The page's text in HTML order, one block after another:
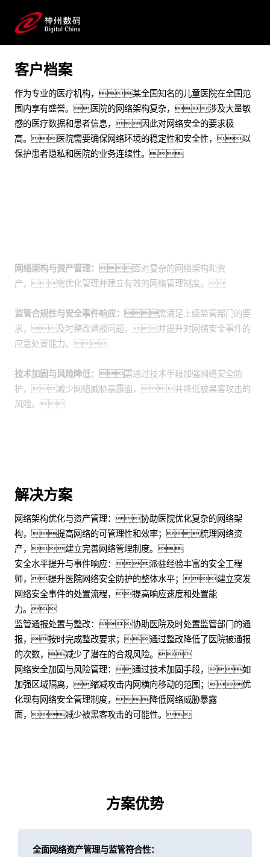
提升突发网络安全事件处置能力
客户档案
作为专业的医疗机构，某全国知名的儿童医院在全国范
围内享有盛誉。医院的网络架构复杂，涉及大量敏
感的医疗数据和患者信息，因此对网络安全的要求极
高。医院需要确保网络环境的稳定性和安全性，以
保护患者隐私和医院的业务连续性。
网络架构与资产管理：面对复杂的网络架构和资
产，需优化管理并建立有效的网络管理制度。
监管合规性与安全事件响应：需满足上级监管部门的要
求，及时整改通报问题，并提升对网络安全事件的
应急处置能力。
技术加固与风险降低：需通过技术手段加强网络安全防
护，减少网络威胁暴露面，并降低被黑客攻击的
风险。
解决方案
网络架构优化与资产管理：协助医院优化复杂的网络架
构，提高网络的可管理性和效率；梳理网络资
产，建立完善网络管理制度。
安全水平提升与事件响应：派驻经验丰富的安全工程
师，提升医院网络安全防护的整体水平；建立突发
网络安全事件的处置流程，提高响应速度和处置能
力。
监管通报处置与整改：协助医院及时处置监管部门的通
报，按时完成整改要求；通过整改降低了医院被通报
的次数，减少了潜在的合规风险。
网络安全加固与风险管理：通过技术加固手段，如
加强区域隔离，缩减攻击内网横向移动的范围；优
化现有网络安全管理制度，降低网络威胁暴露
面，减少被黑客攻击的可能性。
方案优势
全面网络资产管理与监管符合性：